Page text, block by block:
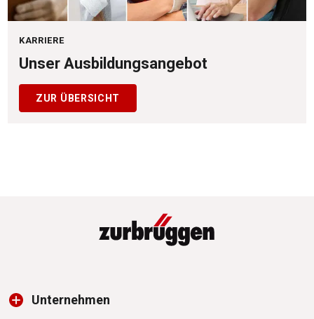
KARRIERE
Unser Ausbildungsangebot
ZUR ÜBERSICHT
Unternehmen